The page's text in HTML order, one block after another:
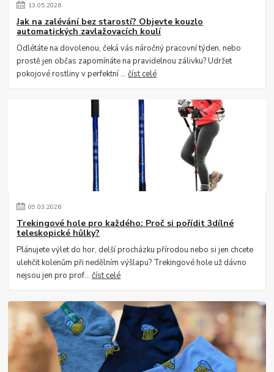
13.05.2026
Jak na zalévání bez starostí? Objevte kouzlo
automatických zavlažovacích koulí
Odlétáte na dovolenou, čeká vás náročný pracovní týden, nebo
prostě jen občas zapomínáte na pravidelnou zálivku? Udržet
pokojové rostliny v perfektní ...číst celé
09.03.2026
Trekingové hole pro každého: Proč si pořídit 3dílné
teleskopické hůlky?
Plánujete výlet do hor, delší procházku přírodou nebo si jen chcete
ulehčit kolenům při nedělním výšlapu? Trekingové hole už dávno
nejsou jen pro prof...číst celé